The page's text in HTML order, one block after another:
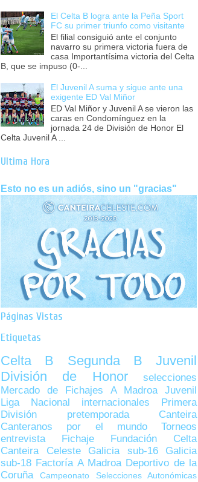
El Celta B logra ante la Peña Sport
FC su primer triunfo como visitante
El filial consiguió ante el conjunto
navarro su primera victoria fuera de
casa Importantísima victoria del Celta
B, que se impuso (0-...
El Juvenil A suma y sigue ante una
exigente ED Val Miñor
ED Val Miñor y Juvenil A se vieron las
caras en Condomínguez en la
jornada 24 de División de Honor El
Celta Juvenil A ...
Última Hora
Esto no es un adiós, sino un "gracias"
Páginas Vistas
Etiquetas
Celta B Segunda B
Juvenil
División de Honor
selecciones
Mercado de Fichajes
A Madroa
Juvenil
Liga Nacional
internacionales
Primera
División
pretemporada
Canteira
Canteranos por el mundo
Torneos
entrevista
Fichaje
Fundación Celta
Canteira Celeste
Galicia sub-16
Galicia
sub-18 Factoría A Madroa Deportivo de la
Coruña
Campeonato Selecciones Autonómicas